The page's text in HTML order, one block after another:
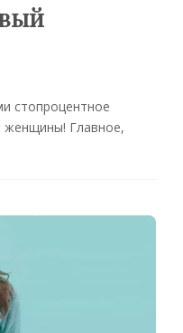
стопроцентное
женщины! Главное,